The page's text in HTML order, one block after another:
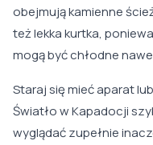
obejmują kamienne
też lekka kurtka,
mogą być chłodne
Staraj się mieć aparat
Światło w Kapadocji
wyglądać zupełnie